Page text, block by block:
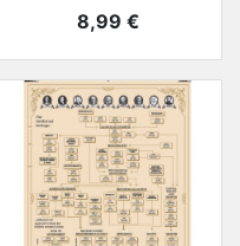
Preis
8,99 €